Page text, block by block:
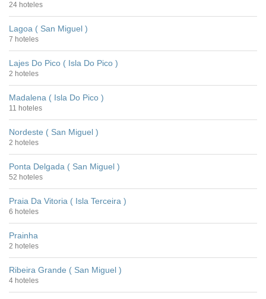
24 hoteles
Lagoa ( San Miguel )
7 hoteles
Lajes Do Pico ( Isla Do Pico )
2 hoteles
Madalena ( Isla Do Pico )
11 hoteles
Nordeste ( San Miguel )
2 hoteles
Ponta Delgada ( San Miguel )
52 hoteles
Praia Da Vitoria ( Isla Terceira )
6 hoteles
Prainha
2 hoteles
Ribeira Grande ( San Miguel )
4 hoteles